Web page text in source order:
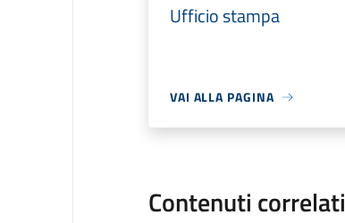
Ufficio stampa
VAI ALLA PAGINA
Contenuti correlati